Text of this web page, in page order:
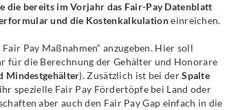
die bereits im Vorjahr das Fair-Pay Datenblatt
und die Kostenkalkulationeinreichen.
Pay Maßnahmen“ anzugeben. Hier soll
für die Berechnung der Gehälter und Honorare
Mindestgehälter). Zusätzlich ist bei derSpalte
spezielle Fair Pay Fördertöpfe bei Land oder
aber auch den Fair Pay Gap einfach in die